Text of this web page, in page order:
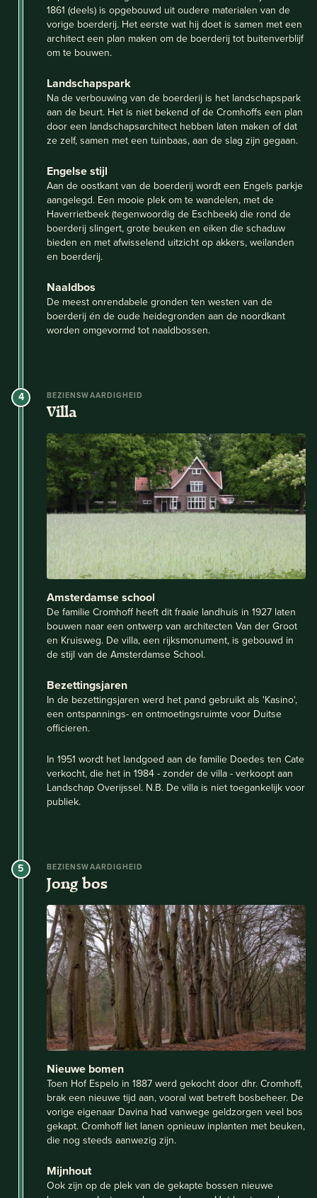
1861 (deels) is opgebouwd uit oudere materialen van de
vorige boerderij. Het eerste wat hij doet is samen met een
architect een plan maken om de boerderij tot buitenverblijf
om te bouwen.
Landschapspark
Na de verbouwing van de boerderij is het landschapspark
aan de beurt. Het is niet bekend of de Cromhoffs een plan
door een landschapsarchitect hebben laten maken of dat
ze zelf, samen met een tuinbaas, aan de slag zijn gegaan.
Engelse stijl
Aan de oostkant van de boerderij wordt een Engels parkje
aangelegd. Een mooie plek om te wandelen, met de
Haverrietbeek (tegenwoordig de Eschbeek) die rond de
boerderij slingert, grote beuken en eiken die schaduw
bieden en met afwisselend uitzicht op akkers, weilanden
en boerderij.
Naaldbos
De meest onrendabele gronden ten westen van de
boerderij én de oude heidegronden aan de noordkant
worden omgevormd tot naaldbossen.
4 BEZIENSWAARDIGHEID
Villa
Amsterdamse school
De familie Cromhoff heeft dit fraaie landhuis in 1927 laten
bouwen naar een ontwerp van architecten Van der Groot
en Kruisweg. De villa, een rijksmonument, is gebouwd in
de stijl van de Amsterdamse School.
Bezettingsjaren
In de bezettingsjaren werd het pand gebruikt als 'Kasino',
een ontspannings- en ontmoetingsruimte voor Duitse
officieren.
In 1951 wordt het landgoed aan de familie Doedes ten Cate
verkocht, die het in 1984 - zonder de villa - verkoopt aan
Landschap Overijssel. N.B. De villa is niet toegankelijk voor
publiek.
5 BEZIENSWAARDIGHEID
Jong bos
Nieuwe bomen
Toen Hof Espelo in 1887 werd gekocht door dhr. Cromhoff,
brak een nieuwe tijd aan, vooral wat betreft bosbeheer. De
vorige eigenaar Davina had vanwege geldzorgen veel bos
gekapt. Cromhoff liet lanen opnieuw inplanten met beuken,
die nog steeds aanwezig zijn.
Mijnhout
Ook zijn op de plek van de gekapte bossen nieuwe